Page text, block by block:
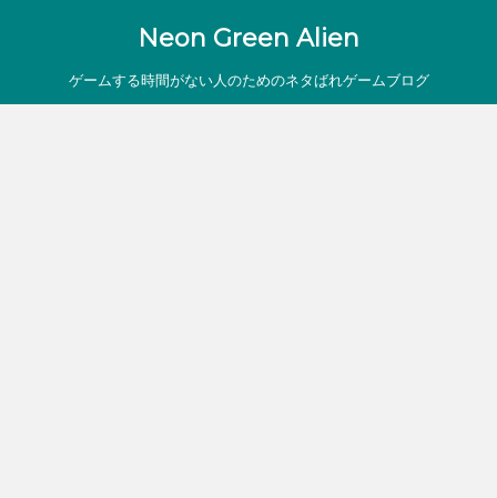
Neon Green Alien
ゲームする時間がない人のためのネタばれゲームブログ